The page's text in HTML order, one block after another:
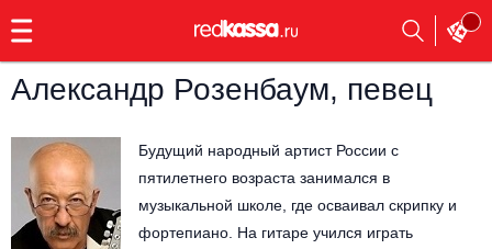
Главная
Выбрать мероприятие
23:00
звонок
Все события
Инди
Александр Розенбаум, певец
Будущий народный артист России с
пятилетнего возраста занимался в
музыкальной школе, где осваивал скрипку и
фортепиано. На гитаре учился играть